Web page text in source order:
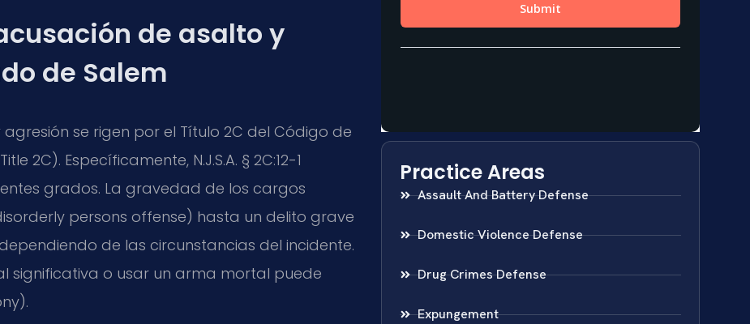
de asalto y
de Salem
se rigen por el Título 2C del Código de
2C). Específicamente, N.J.S.A. § 2C:12-1
grados. La gravedad de los cargos
persons offense) hasta un delito grave
de las circunstancias del incidente.
significativa o usar un arma mortal puede
Practice Areas
Assault And Battery Defense
Domestic Violence Defense
Drug Crimes Defense
Expungement